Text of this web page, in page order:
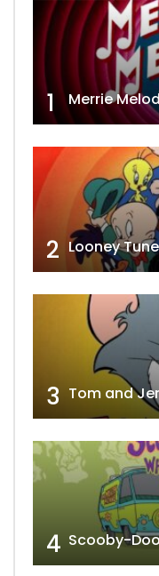
1 Merrie
2 Looney
3 Tom and
4 Scooby-